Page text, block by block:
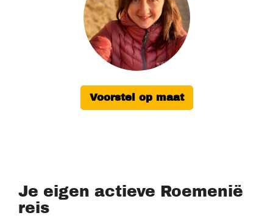
Voorstel op maat
Je eigen actieve Roemenië
reis